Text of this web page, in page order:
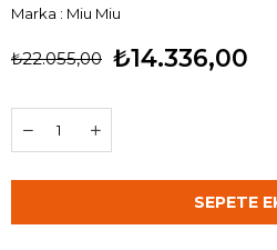
Marka : Miu Miu
₺22.055,00 ₺14.336,00